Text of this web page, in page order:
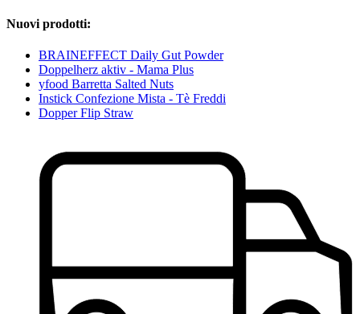
Nuovi prodotti:
BRAINEFFECT Daily Gut Powder
Doppelherz aktiv - Mama Plus
yfood Barretta Salted Nuts
Instick Confezione Mista - Tè Freddi
Dopper Flip Straw